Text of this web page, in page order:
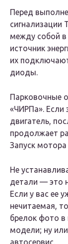
Перед
между собой в
источник
их
диоды.
Парковочные
«ЧИРПа». Если
двигатель,
продолжает
Запуск
Не
детали — это
Если у вас ее
нечитаемая,
брелок фото в
модели; ну